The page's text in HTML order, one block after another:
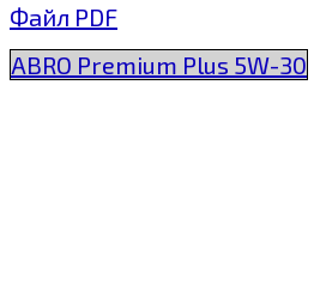
Файл PDF
ABRO Premium Plus 5W-30